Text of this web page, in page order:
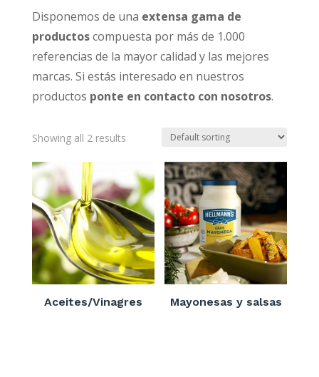
Disponemos de una extensa gama de
productoscompuesta por más de 1.000
referencias de la mayor calidad y las mejores
marcas. Si estás interesado en nuestros
productos ponte en contacto con nosotros.
Showing all 2 results
Aceites/Vinagres Mayonesas y salsas